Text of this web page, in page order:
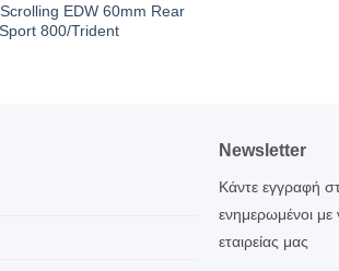
EDW 60mm Rear
800/Trident
Newsletter
Κάντε εγγραφή
ενημερωμένοι
εταιρείας μας